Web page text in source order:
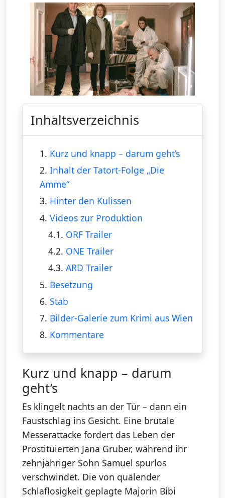
Inhaltsverzeichnis
1. Kurz und knapp – darum geht’s
2. Inhalt der Tatort-Folge „Die
Amme“
3. Hinter den Kulissen
4. Videos zur Produktion
4.1. ORF Trailer
4.2. ONE Trailer
4.3.ARD Trailer
5. Besetzung
6. Stab
7. Bilder-Galerie zum Krimi aus Wien
8. Kommentare
Kurz und knapp – darum
geht’s
Es klingelt nachts an der Tür – dann ein
Faustschlag ins Gesicht. Eine brutale
Messerattacke fordert das Leben der
Prostituierten Jana Gruber, während ihr
zehnjähriger Sohn Samuel spurlos
verschwindet. Die von quälender
Schlaflosigkeit geplagte Majorin Bibi